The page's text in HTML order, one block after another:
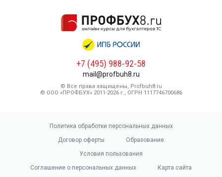
+7 (495) 988-92-58
mail@profbuh8.ru
© Все права защищены, Profbuh8.ru
© ООО «ПРОФБУХ» 2011-2026 г., ОГРН 1117746700686
Политика обработки персональных данных
Договор оферты
Образование
Условия пользования
Соглашение о персональных данных
Карта сайта